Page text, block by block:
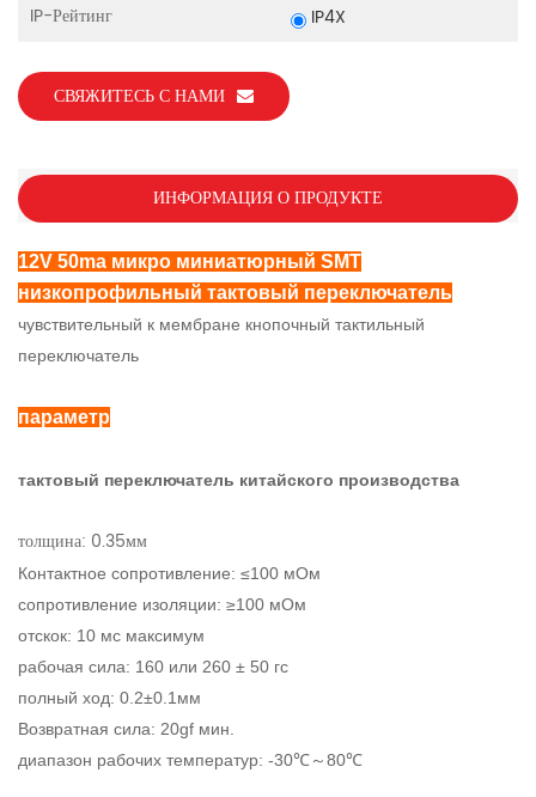
IP-Рейтинг
IP4X
СВЯЖИТЕСЬ С НАМИ
ИНФОРМАЦИЯ О ПРОДУКТЕ
12V 50ma микро миниатюрный SMT
низкопрофильный тактовый переключатель
чувствительный к мембране кнопочный тактильный
переключатель
параметр
тактовый переключатель китайского производства
толщина: 0.35мм
Контактное сопротивление: ≤100 мОм
сопротивление изоляции: ≥100 мОм
отскок: 10 мс максимум
рабочая сила: 160 или 260 ± 50 гс
полный ход: 0.2±0.1мм
Возвратная сила: 20gf мин.
диапазон рабочих температур: -30℃～80℃